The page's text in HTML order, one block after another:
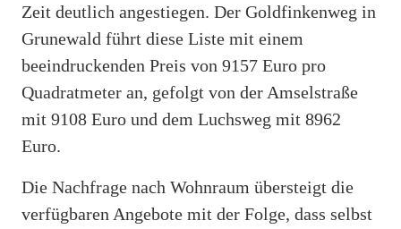
Zeit deutlich angestiegen. Der Goldfinkenweg in
Grunewald führt diese Liste mit einem
beeindruckenden Preis von 9157 Euro pro
Quadratmeter an, gefolgt von der Amselstraße
mit 9108 Euro und dem Luchsweg mit 8962
Euro.
Die Nachfrage nach Wohnraum übersteigt die
verfügbaren Angebote mit der Folge, dass selbst